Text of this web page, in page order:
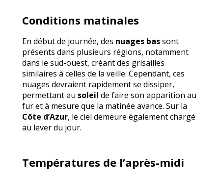
Conditions matinales
En début de journée, des nuages bassont
présents dans plusieurs régions, notamment
dans le sud-ouest, créant des grisailles
similaires à celles de la veille. Cependant, ces
nuages devraient rapidement se dissiper,
permettant au soleil de faire son apparition au
fur et à mesure que la matinée avance. Sur la
Côte d’Azur, le ciel demeure également chargé
au lever du jour.
Températures de l’après-midi